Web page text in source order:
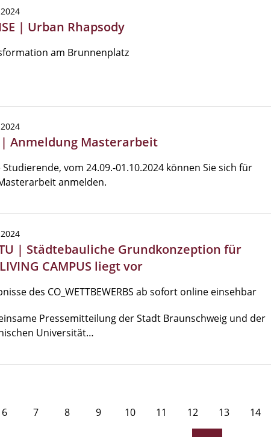
| Urban Rhapsody
am Brunnenplatz
| Anmeldung Masterarbeit
Studierende, vom 24.09.-01.10.2024 können Sie sich für
anmelden.
| Städtebauliche Grundkonzeption für
CAMPUS liegt vor
des CO_WETTBEWERBS ab sofort online einsehbar
Pressemitteilung der Stadt Braunschweig und der
Universität…
6 7 8 9 10 11 12 13 14